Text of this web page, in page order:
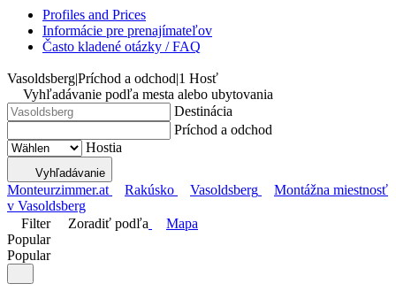
Profiles and Prices
Informácie pre prenajímateľov
Často kladené otázky / FAQ
Vasoldsberg|Príchod a odchod|1 Hosť
Vyhľadávanie podľa mesta alebo ubytovania
Destinácia
Príchod a odchod
Hostia
Vyhľadávanie
Monteurzimmer.at Rakúsko Vasoldsberg
Montážna miestnosť
v Vasoldsberg
Filter
Zoradiť podľa
Mapa
Popular
Popular